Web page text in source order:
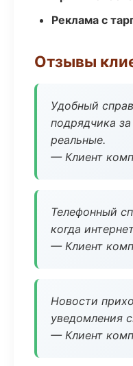
Реклама с
Отзывы
Удобный
подрядчика
реальные.
— Клиент
Телефонный
когда
— Клиент
Новости
уведомления
— Клиент